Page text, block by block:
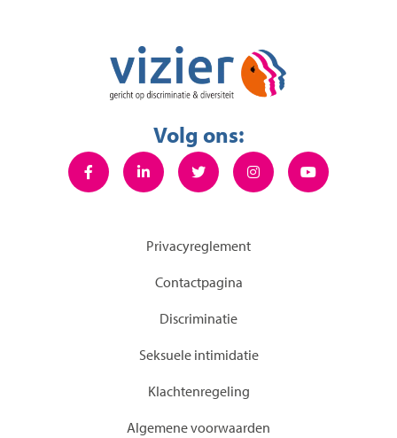
Volg ons:
Privacyreglement
Contactpagina
Discriminatie
Seksuele intimidatie
KIachtenregeling
Algemene voorwaarden